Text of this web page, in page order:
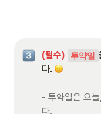
(필수) 투약일
다.
- 투약일은 오
다.